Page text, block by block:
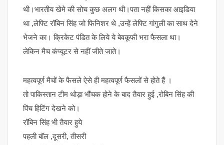
थी।भारतीय खेमे की सोच कुछ अलग थी।पता नहीं किसका आइडिया
था ,लेफ्टि रॉबिन सिंह जो फिनिशर थे ,उन्हें लेफ्टि गांगुली का साथ देने
भेजने का। क्रिकेट पंडित के लिये ये बेवकूफी भरा फैसला था।
लेकिन मैच कंप्यूटर से नहीं जीते जाते।
महत्वपूर्ण मैचों के फैसले ऐसे ही महत्वपूर्ण फैसलों से होते हैं ।
तो पाकिस्तान टीम थोड़ा भौंचक होने के बाद तैयार हुई ,रोबिन सिंह की
पिंच हिटिंग देखने को।
रॉबिन सिंह भी तैयार हुये
पहली बॉल ,दूसरी, तीसरी